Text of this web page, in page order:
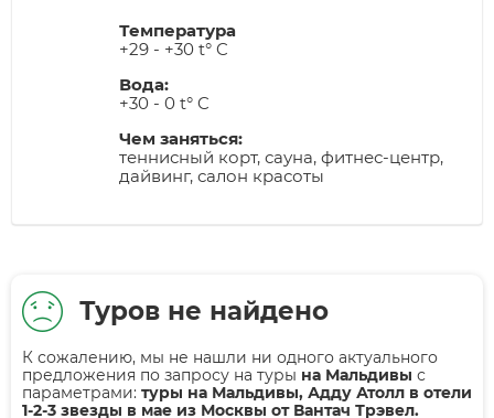
Температура
+29 - +30 t° C
Вода:
+30 - 0 t° C
Чем заняться:
теннисный корт, сауна, фитнес-центр,
дайвинг, салон красоты
Туров не найдено
К сожалению, мы не нашли ни одного актуального
предложения по запросу на туры на Мальдивы с
параметрами: туры на Мальдивы, Адду Атолл в отели
1-2-3 звезды в мае из Москвы от Вантач Трэвел.